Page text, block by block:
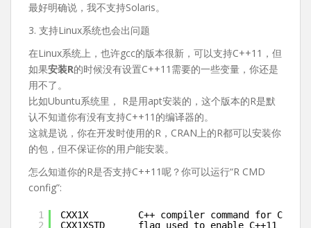
最好明确说，我不支持Solaris。
3. 支持Linux系统也会出问题
在Linux系统上，也许gcc的版本很新，可以支持C++11，但
如果安装R的时候没有设置C++11需要的一些变量，你还是
用不了。
比如Ubuntu系统里， R是用apt安装的，这个版本的R是默
认不知道你有没有支持C++11的编译器的。
这就是说，你在开发时使用的R，CRAN上的R都可以安装你
的包，但不保证你的用户能安装。
怎么知道你的R是否支持C++11呢？你可以运行“R CMD
config”:
1
2
CXX1X         C++ compiler command for C++11
CXX1XSTD      flag used to enable C++11